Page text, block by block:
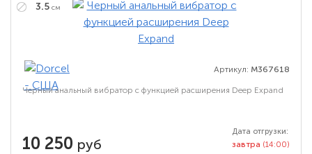
3.5 см
Артикул: M367618
Черный анальный вибратор с функцией расширения Deep Expand
10 250 руб
Дата отгрузки:
завтра (14:00)